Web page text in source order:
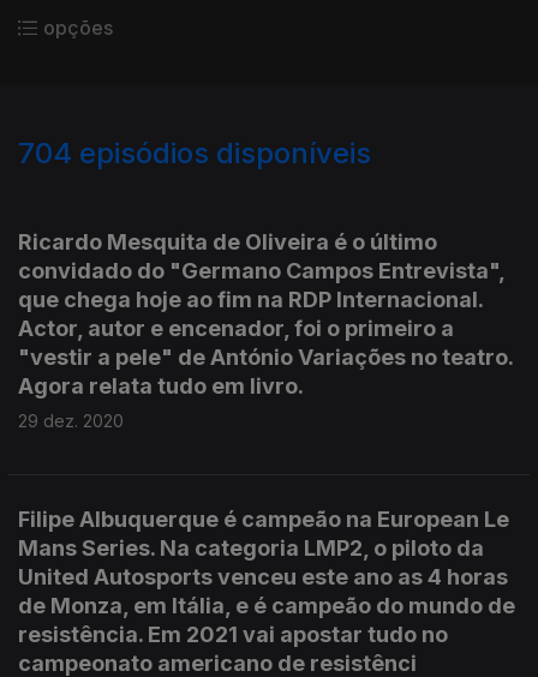
opções
704 episódios disponíveis
Ricardo Mesquita de Oliveira é o último
convidado do "Germano Campos Entrevista",
que chega hoje ao fim na RDP Internacional.
Actor, autor e encenador, foi o primeiro a
"vestir a pele" de António Variações no teatro.
Agora relata tudo em livro.
29 dez. 2020
Filipe Albuquerque é campeão na European Le
Mans Series. Na categoria LMP2, o piloto da
United Autosports venceu este ano as 4 horas
de Monza, em Itália, e é campeão do mundo de
resistência. Em 2021 vai apostar tudo no
campeonato americano de resistênci